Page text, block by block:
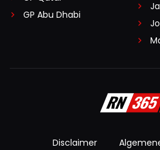
GP Abu Dhabi
Disclaimer